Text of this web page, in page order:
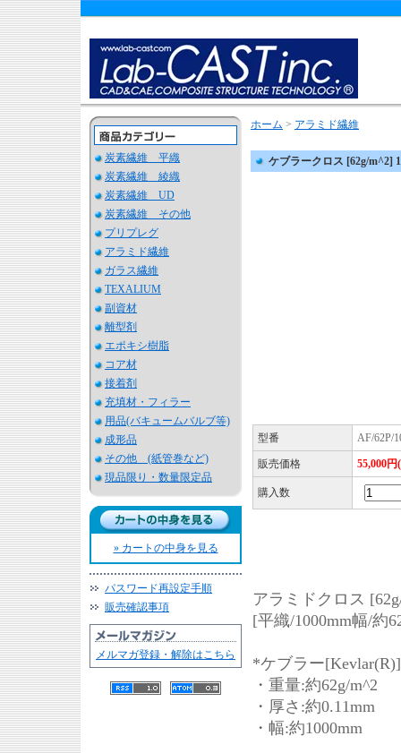
炭素繊維 平織
炭素繊維 綾織
炭素繊維 UD
炭素繊維 その他
プリプレグ
アラミド繊維
ガラス繊維
TEXALIUM
副資材
離型剤
エポキシ樹脂
コア材
接着剤
充填材・フィラー
用品(バキュームバルブ等)
成形品
その他 (紙管巻など)
現品限り・数量限定品
» カートの中身を見る
パスワード再設定手順
販売確認事項
メルマガ登録・解除はこちら
ホーム > アラミド繊維
ケブラークロス [62g/m^2]
型番 AF/62P/
販売価格 55,000円
購入数
アラミドクロス
[平織/1000mm幅/約
*ケブラー[Kevlar(R)]
・重量:約62g/m^2
・厚さ:約0.11mm
・幅:約1000mm